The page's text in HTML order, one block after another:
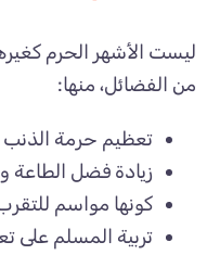
ليست الأشهر الحرم
من الفضائل، منها:
تعظيم حرمة الذنب
زيادة فضل الطاعة
كونها مواسم
تربية المسلم على